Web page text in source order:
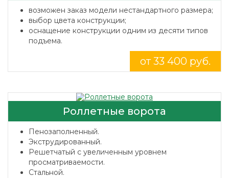
возможен заказ модели нестандартного размера;
выбор цвета конструкции;
оснащение конструкции одним из десяти типов
подъема.
от 33 400 руб.
Роллетные ворота
Пенозаполненный.
Экструдированный.
Решетчатый с увеличенным уровнем
просматриваемости.
Стальной.